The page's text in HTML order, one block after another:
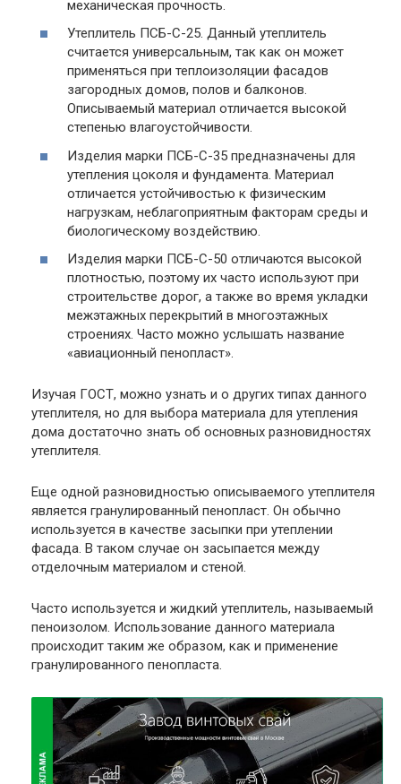
механическая прочность.
Утеплитель ПСБ-С-25. Данный утеплитель
считается универсальным, так как он может
применяться при теплоизоляции фасадов
загородных домов, полов и балконов.
Описываемый материал отличается высокой
степенью влагоустойчивости.
Изделия марки ПСБ-С-35 предназначены для
утепления цоколя и фундамента. Материал
отличается устойчивостью к физическим
нагрузкам, неблагоприятным факторам среды и
биологическому воздействию.
Изделия марки ПСБ-С-50 отличаются высокой
плотностью, поэтому их часто используют при
строительстве дорог, а также во время укладки
межэтажных перекрытий в многоэтажных
строениях. Часто можно услышать название
«авиационный пенопласт».
Изучая ГОСТ, можно узнать и о других типах данного
утеплителя, но для выбора материала для утепления
дома достаточно знать об основных разновидностях
утеплителя.
Еще одной разновидностью описываемого утеплителя
является гранулированный пенопласт. Он обычно
используется в качестве засыпки при утеплении
фасада. В таком случае он засыпается между
отделочным материалом и стеной.
Часто используется и жидкий утеплитель, называемый
пеноизолом. Использование данного материала
происходит таким же образом, как и применение
гранулированного пенопласта.